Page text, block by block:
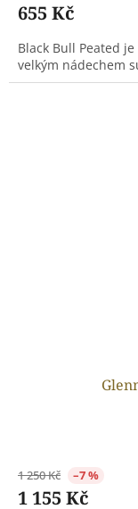
655 Kč
Black Bull Peated
velkým nádechem
1 250 Kč –7 %
1 155 Kč